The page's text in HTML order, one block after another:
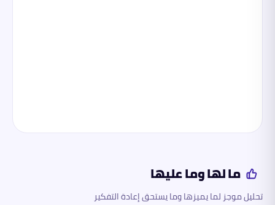
ما لها وما عليها
تحليل موجز لما يميزها وما يستحق إعادة التفكير